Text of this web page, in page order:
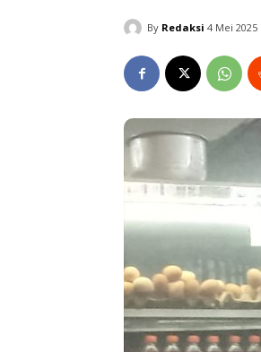
By Redaksi 4 Mei 2025